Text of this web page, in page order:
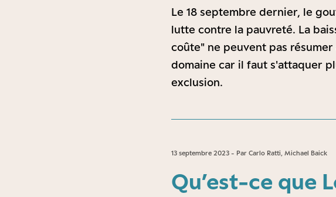
Le 18 septembre dernier, le
lutte contre la pauvreté. La
coûte" ne peuvent pas
domaine car il faut s'attaquer
exclusion.
13 septembre 2023 - Par Carlo Ratti, Michael Baick
Qu’est-ce que